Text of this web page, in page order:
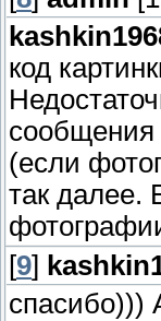
код
сообщения
(если
так далее.
[9]
спасибо)))